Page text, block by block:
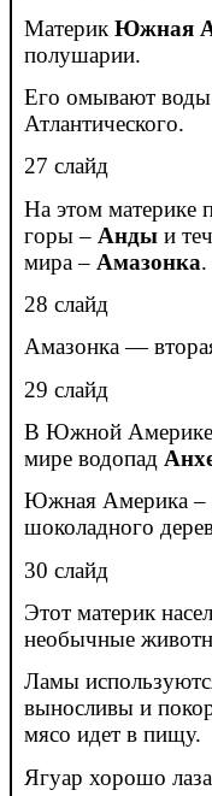
Материк Южная
полушарии.
Его омывают воды
Атлантического.
27 слайд
На этом материке
горы – Анды и
мира – Амазонка.
28 слайд
Амазонка —
29 слайд
В Южной Америке
мире водопад
Южная Америка –
шоколадного
30 слайд
Этот материк
необычные
Ламы
выносливы и
мясо идет в пищу.
Ягуар хорошо